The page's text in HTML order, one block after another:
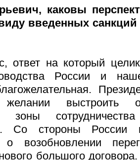
каковы
введенных санкций
ответ на который
России и
выстроить
зоны
Со стороны России
о возобновлении
большого